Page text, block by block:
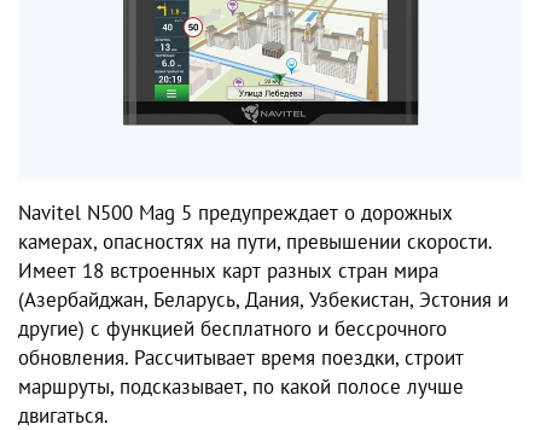
Navitel N500 Mag 5 предупреждает о дорожных
камерах, опасностях на пути, превышении скорости.
Имеет 18 встроенных карт разных стран мира
(Азербайджан, Беларусь, Дания, Узбекистан, Эстония и
другие) с функцией бесплатного и бессрочного
обновления. Рассчитывает время поездки, строит
маршруты, подсказывает, по какой полосе лучше
двигаться.